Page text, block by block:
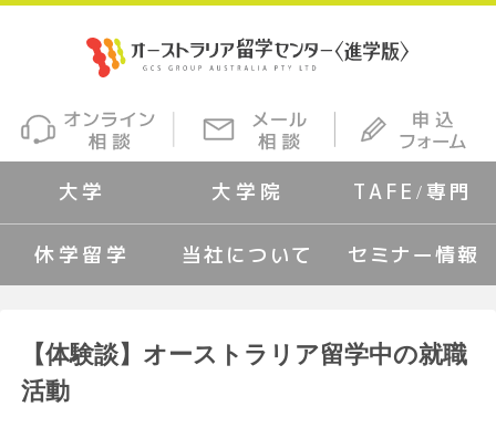
大学 大学院 TAFE/専門
休学留学 当社について セミナー情報
【体験談】オーストラリア留学中の就職
活動